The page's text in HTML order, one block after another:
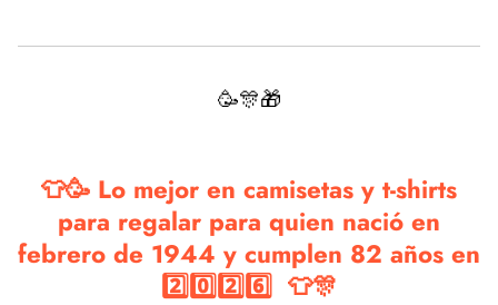
🥳🎊🎁
👕🥳 Lo mejor en camisetas y t-shirts
para regalar para quien nació en
febrero de 1944 y cumplen 82 años en
2️⃣0️⃣2️⃣6️⃣ 👕🎊